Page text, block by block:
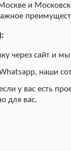
и
через сайт и
наши
у вас есть
для вас.